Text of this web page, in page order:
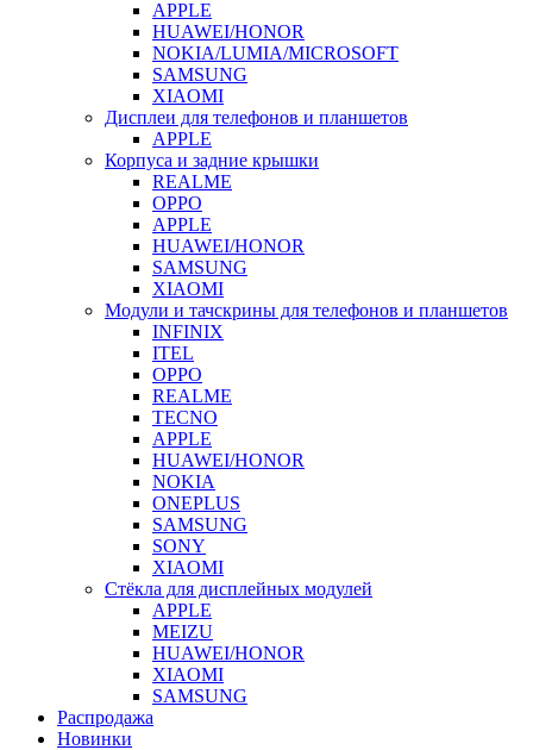
APPLE
HUAWEI/HONOR
NOKIA/LUMIA/MICROSOFT
SAMSUNG
XIAOMI
Дисплеи для телефонов и планшетов
APPLE
Корпуса и задние крышки
REALME
OPPO
APPLE
HUAWEI/HONOR
SAMSUNG
XIAOMI
Модули и тачскрины для телефонов и планшетов
INFINIX
ITEL
OPPO
REALME
TECNO
APPLE
HUAWEI/HONOR
NOKIA
ONEPLUS
SAMSUNG
SONY
XIAOMI
Стёкла для дисплейных модулей
APPLE
MEIZU
HUAWEI/HONOR
XIAOMI
SAMSUNG
Распродажа
Новинки